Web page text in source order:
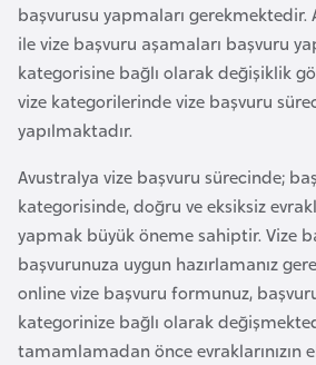
başvurusu yapmaları gerekmektedir.
ile vize başvuru aşamaları başvuru
kategorisine bağlı olarak değişiklik
vize kategorilerinde vize başvuru
yapılmaktadır.
Avustralya vize başvuru sürecinde;
kategorisinde, doğru ve eksiksiz
yapmak büyük öneme sahiptir. Vize
başvurunuza uygun hazırlamanız
online vize başvuru formunuz,
kategorinize bağlı olarak
tamamlamadan önce evraklarınızın
ç
a
B
e
n
i
n